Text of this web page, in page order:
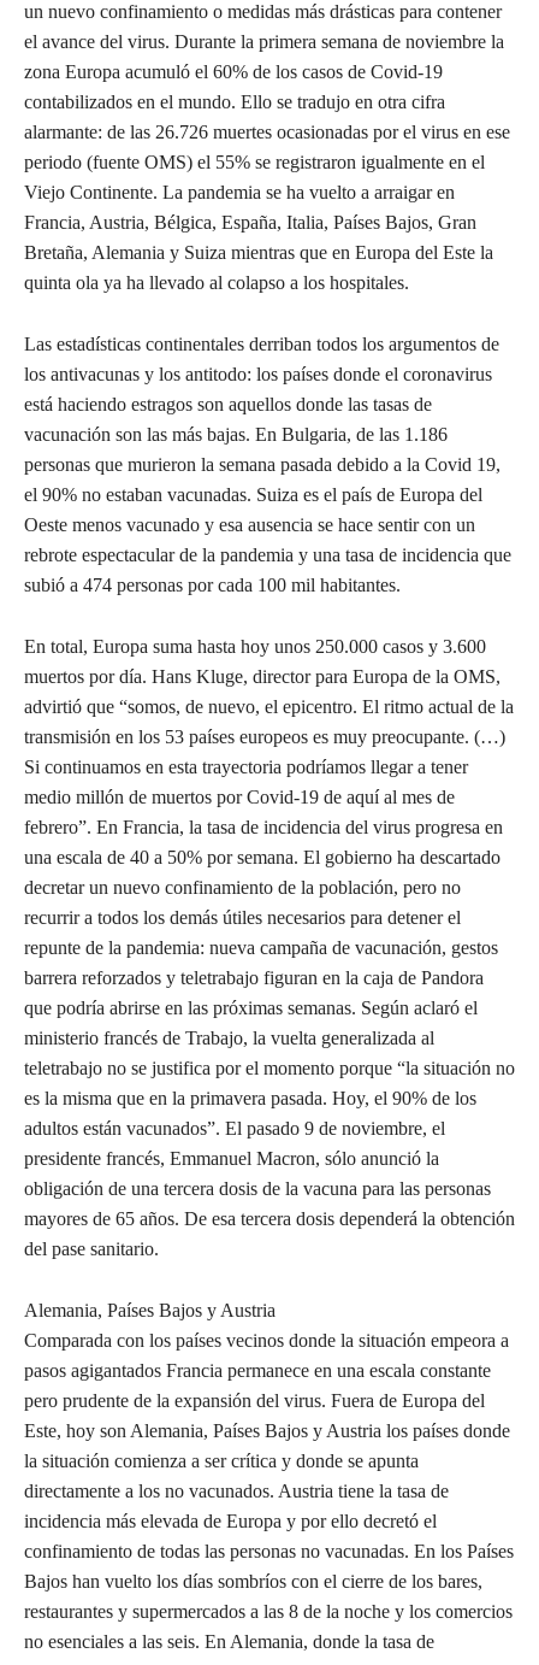
un nuevo confinamiento o medidas más drásticas para contener
el avance del virus. Durante la primera semana de noviembre la
zona Europa acumuló el 60% de los casos de Covid-19
contabilizados en el mundo. Ello se tradujo en otra cifra
alarmante: de las 26.726 muertes ocasionadas por el virus en ese
periodo (fuente OMS) el 55% se registraron igualmente en el
Viejo Continente. La pandemia se ha vuelto a arraigar en
Francia, Austria, Bélgica, España, Italia, Países Bajos, Gran
Bretaña, Alemania y Suiza mientras que en Europa del Este la
quinta ola ya ha llevado al colapso a los hospitales.
Las estadísticas continentales derriban todos los argumentos de
los antivacunas y los antitodo: los países donde el coronavirus
está haciendo estragos son aquellos donde las tasas de
vacunación son las más bajas. En Bulgaria, de las 1.186
personas que murieron la semana pasada debido a la Covid 19,
el 90% no estaban vacunadas. Suiza es el país de Europa del
Oeste menos vacunado y esa ausencia se hace sentir con un
rebrote espectacular de la pandemia y una tasa de incidencia que
subió a 474 personas por cada 100 mil habitantes.
En total, Europa suma hasta hoy unos 250.000 casos y 3.600
muertos por día. Hans Kluge, director para Europa de la OMS,
advirtió que “somos, de nuevo, el epicentro. El ritmo actual de la
transmisión en los 53 países europeos es muy preocupante. (…)
Si continuamos en esta trayectoria podríamos llegar a tener
medio millón de muertos por Covid-19 de aquí al mes de
febrero”. En Francia, la tasa de incidencia del virus progresa en
una escala de 40 a 50% por semana. El gobierno ha descartado
decretar un nuevo confinamiento de la población, pero no
recurrir a todos los demás útiles necesarios para detener el
repunte de la pandemia: nueva campaña de vacunación, gestos
barrera reforzados y teletrabajo figuran en la caja de Pandora
que podría abrirse en las próximas semanas. Según aclaró el
ministerio francés de Trabajo, la vuelta generalizada al
teletrabajo no se justifica por el momento porque “la situación no
es la misma que en la primavera pasada. Hoy, el 90% de los
adultos están vacunados”. El pasado 9 de noviembre, el
presidente francés, Emmanuel Macron, sólo anunció la
obligación de una tercera dosis de la vacuna para las personas
mayores de 65 años. De esa tercera dosis dependerá la obtención
del pase sanitario.
Alemania, Países Bajos y Austria
Comparada con los países vecinos donde la situación empeora a
pasos agigantados Francia permanece en una escala constante
pero prudente de la expansión del virus. Fuera de Europa del
Este, hoy son Alemania, Países Bajos y Austria los países donde
la situación comienza a ser crítica y donde se apunta
directamente a los no vacunados. Austria tiene la tasa de
incidencia más elevada de Europa y por ello decretó el
confinamiento de todas las personas no vacunadas. En los Países
Bajos han vuelto los días sombríos con el cierre de los bares,
restaurantes y supermercados a las 8 de la noche y los comercios
no esenciales a las seis. En Alemania, donde la tasa de